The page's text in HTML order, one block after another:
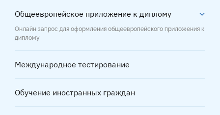
Общеевропейское приложение к диплому
Онлайн запрос для оформления общеевропейского приложения к
диплому
Международное тестирование
Обучение иностранных граждан